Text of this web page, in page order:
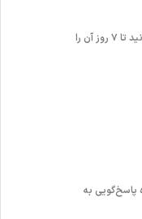
در صورت وجود مشکل در سفارش، می‌توانید تا ۷ روز آن را
هفته آماده پاسخ‌گویی به